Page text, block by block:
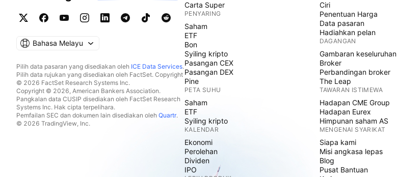
Bahasa Melayu
Pilih data pasaran yang disediakan oleh ICE Data Services.
Pilih data rujukan yang disediakan oleh FactSet. Copyright
© 2026 FactSet Research Systems Inc.
Copyright © 2026, American Bankers Association.
Pangkalan data CUSIP disediakan oleh FactSet Research
Systems Inc. Hak cipta terpelihara.
Pemfailan SEC dan dokumen lain disediakan oleh Quartr.
© 2026 TradingView, Inc.
Carta Super
PENYARING
Saham
ETF
Bon
Syiling kripto
Pasangan CEX
Pasangan DEX
Pine
PETA SUHU
Saham
ETF
Syiling kripto
KALENDAR
Ekonomi
Perolehan
Dividen
IPO
Ciri
Penentuan Harga
Data pasaran
Hadiahkan pelan
DAGANGAN
Gambaran keseluruhan
Broker
Perbandingan broker
The Leap
TAWARAN ISTIMEWA
Hadapan CME Group
Hadapan Eurex
Himpunan saham AS
MENGENAI SYARIKAT
Siapa kami
Misi angkasa lepas
Blog
Pusat Bantuan